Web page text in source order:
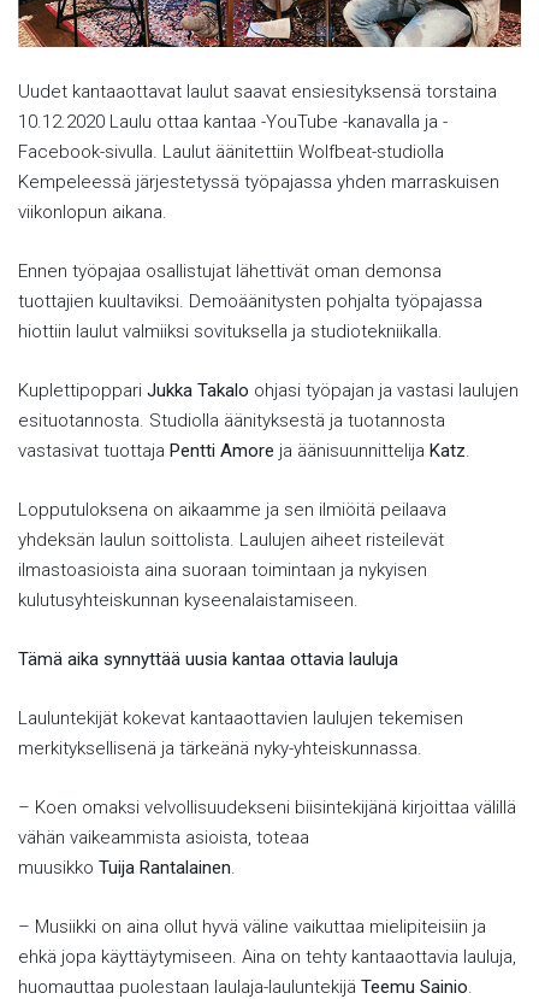
Uudet kantaaottavat laulut saavat ensiesityksensä torstaina
10.12.2020 Laulu ottaa kantaa -YouTube -kanavalla ja -
Facebook-sivulla. Laulut äänitettiin Wolfbeat-studiolla
Kempeleessä järjestetyssä työpajassa yhden marraskuisen
viikonlopun aikana.
Ennen työpajaa osallistujat lähettivät oman demonsa
tuottajien kuultaviksi. Demoäänitysten pohjalta työpajassa
hiottiin laulut valmiiksi sovituksella ja studiotekniikalla.
Kuplettipoppari Jukka Takalo ohjasi työpajan ja vastasi laulujen
esituotannosta. Studiolla äänityksestä ja tuotannosta
vastasivat tuottaja Pentti Amore ja äänisuunnittelija Katz.
Lopputuloksena on aikaamme ja sen ilmiöitä peilaava
yhdeksän laulun soittolista. Laulujen aiheet risteilevät
ilmastoasioista aina suoraan toimintaan ja nykyisen
kulutusyhteiskunnan kyseenalaistamiseen.
Tämä aika synnyttää uusia kantaa ottavia lauluja
Lauluntekijät kokevat kantaaottavien laulujen tekemisen
merkityksellisenä ja tärkeänä nyky-yhteiskunnassa.
– Koen omaksi velvollisuudekseni biisintekijänä kirjoittaa välillä
vähän vaikeammista asioista, toteaa
muusikko Tuija Rantalainen.
– Musiikki on aina ollut hyvä väline vaikuttaa mielipiteisiin ja
ehkä jopa käyttäytymiseen. Aina on tehty kantaaottavia lauluja,
huomauttaa puolestaan laulaja-lauluntekijä Teemu Sainio.